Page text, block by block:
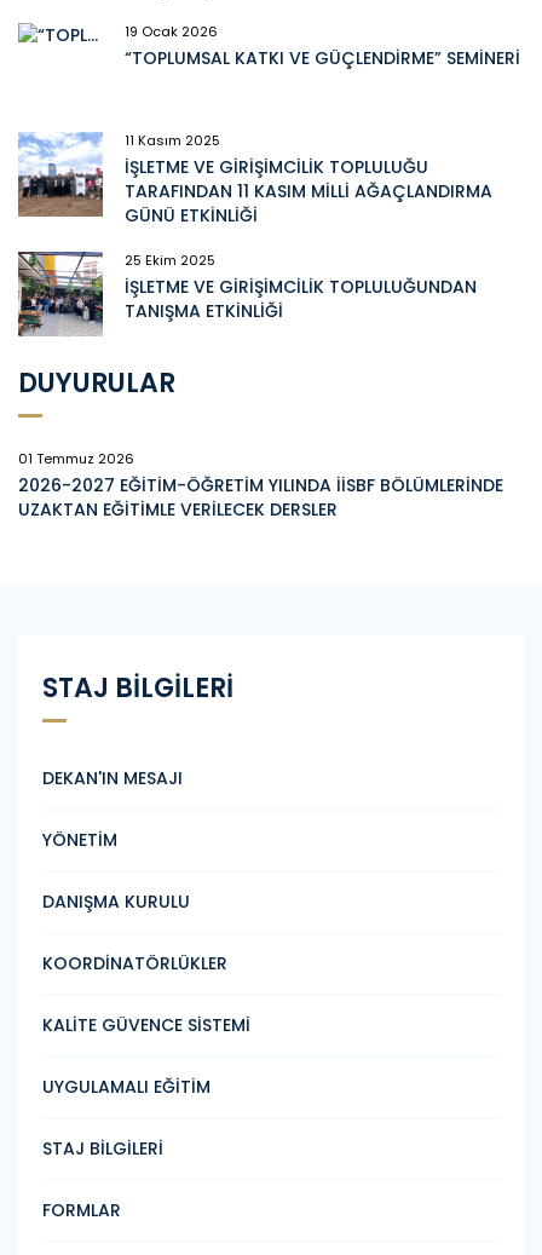
19 Ocak 2026
“TOPLUMSAL KATKI VE GÜÇLENDİRME” SEMİNERİ
11 Kasım 2025
İŞLETME VE GİRİŞİMCİLİK TOPLULUĞU
TARAFINDAN 11 KASIM MİLLİ AĞAÇLANDIRMA
GÜNÜ ETKİNLİĞİ
25 Ekim 2025
İŞLETME VE GİRİŞİMCİLİK TOPLULUĞUNDAN
TANIŞMA ETKİNLİĞİ
DUYURULAR
01 Temmuz 2026
2026-2027 EĞİTİM-ÖĞRETİM YILINDA İİSBF BÖLÜMLERİNDE
UZAKTAN EĞİTİMLE VERİLECEK DERSLER
STAJ BİLGİLERİ
DEKAN'IN MESAJI
YÖNETİM
DANIŞMA KURULU
KOORDİNATÖRLÜKLER
KALİTE GÜVENCE SİSTEMİ
UYGULAMALI EĞİTİM
STAJ BİLGİLERİ
FORMLAR